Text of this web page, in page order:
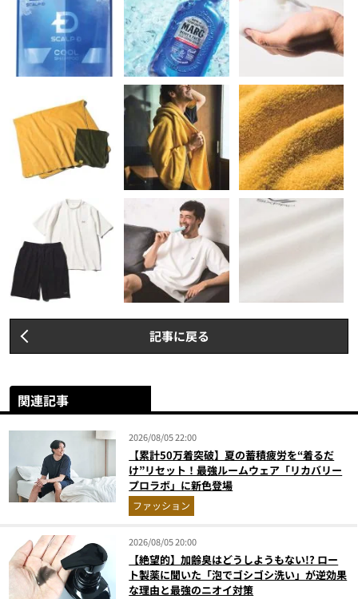
記事に戻る
関連記事
2026/08/05 22:00
【累計50万着突破】夏の蓄積疲労を“着るだ
け”リセット！最強ルームウェア「リカバリー
プロラボ」に新色登場
ファッション
2026/08/05 20:00
【絶望的】加齢臭はどうしようもない!? ロー
ト製薬に聞いた「泡でゴシゴシ洗い」が逆効果
な理由と最強のニオイ対策